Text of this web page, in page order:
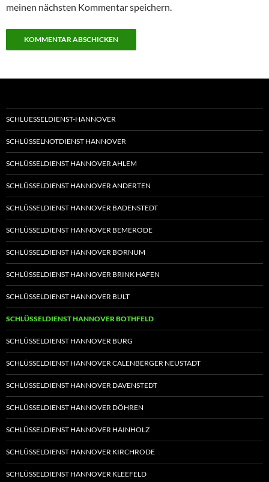
meinen nächsten Kommentar speichern.
SCHLUESSELDIENST-HANNOVER
SCHLÜSSELNOTDIENST HANNOVER
SCHLÜSSELDIENST HANNOVER AHLEM
SCHLÜSSELDIENST HANNOVER ANDERTEN
SCHLÜSSELDIENST HANNOVER BADENSTEDT
SCHLÜSSELDIENST HANNOVER BEMERODE
SCHLÜSSELDIENST HANNOVER BORNUM
SCHLÜSSELDIENST HANNOVER BRINK HAFEN
SCHLÜSSELDIENST HANNOVER BULT
SCHLÜSSELDIENST HANNOVER BOTHFELD
SCHLÜSSELDIENST HANNOVER BURG
SCHLÜSSELDIENST HANNOVER CALENBERGER NEUSTADT
SCHLÜSSELDIENST HANNOVER DAVENSTEDT
SCHLÜSSELDIENST HANNOVER DÖHREN
SCHLÜSSELDIENST HANNOVER HAINHOLZ
SCHLÜSSELDIENST HANNOVER KIRCHRODE
SCHLÜSSELDIENST HANNOVER KLEEFELD